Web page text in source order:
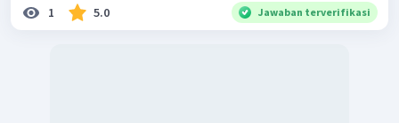
1 5.0 Jawaban terverifikasi